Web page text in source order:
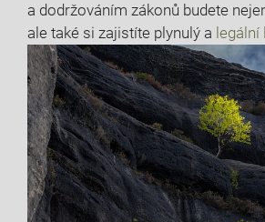
a ​dodržováním zákonů budete
ale také si zajistíte plynulý a legální